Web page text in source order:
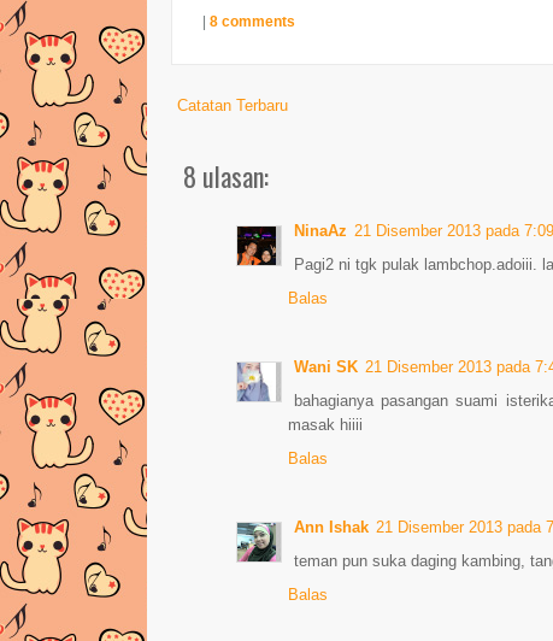
| 8 comments
Catatan Terbaru
8 ulasan:
NinaAz 21 Disember 2013 pada
Pagi2 ni tgk pulak lambchop.adoiii.
Balas
Wani SK 21 Disember 2013 pada
bahagianya pasangan suami
masak hiiii
Balas
Ann Ishak 21 Disember 2013 pada
teman pun suka daging kambing,
Balas